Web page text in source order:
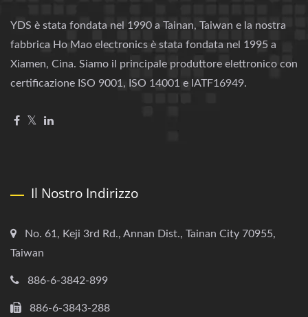
YDS è stata fondata nel 1990 a Tainan, Taiwan e la nostra
fabbrica Ho Mao electronics è stata fondata nel 1995 a
Xiamen, Cina. Siamo il principale produttore elettronico con
certificazione ISO 9001, ISO 14001 e IATF16949.
Il Nostro Indirizzo
No. 61, Keji 3rd Rd., Annan Dist., Tainan City 70955,
Taiwan
886-6-3842-899
886-6-3843-288